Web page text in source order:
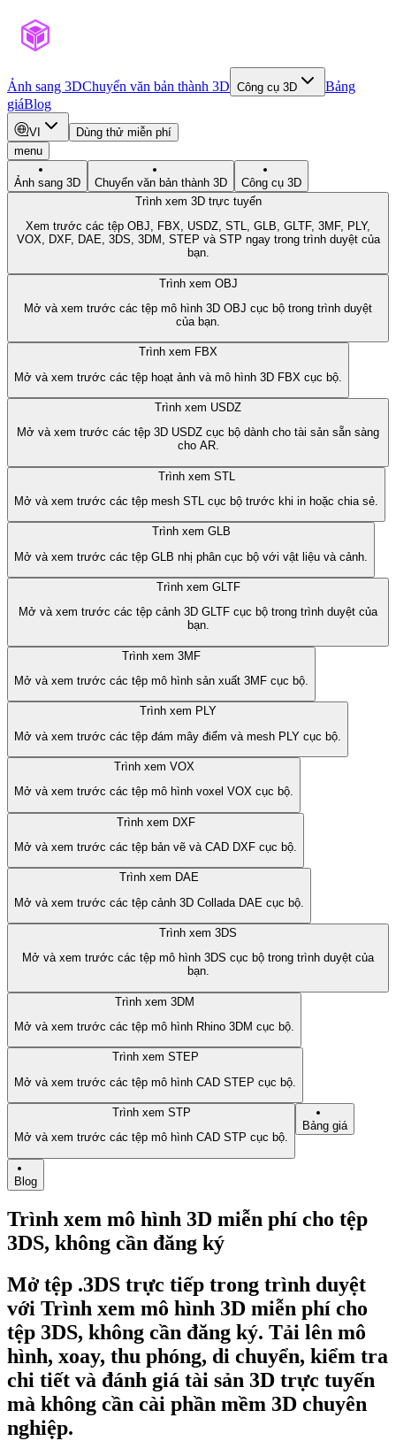
Ảnh sang 3DChuyển văn bản thành 3D Công cụ 3D
Bảng
giáBlog
VI
Dùng thử miễn phí
menu
Ảnh sang 3D Chuyển văn bản thành 3D
Công cụ 3D
Trình xem 3D trực tuyến
Xem trước các tệp OBJ, FBX, USDZ, STL, GLB, GLTF, 3MF, PLY,
VOX, DXF, DAE, 3DS, 3DM, STEP và STP ngay trong trình duyệt của
bạn.
Trình xem OBJ
Mở và xem trước các tệp mô hình 3D OBJ cục bộ trong trình duyệt
của bạn.
Trình xem FBX
Mở và xem trước các tệp hoạt ảnh và mô hình 3D FBX cục bộ.
Trình xem USDZ
Mở và xem trước các tệp 3D USDZ cục bộ dành cho tài sản sẵn sàng
cho AR.
Trình xem STL
Mở và xem trước các tệp mesh STL cục bộ trước khi in hoặc chia sẻ.
Trình xem GLB
Mở và xem trước các tệp GLB nhị phân cục bộ với vật liệu và cảnh.
Trình xem GLTF
Mở và xem trước các tệp cảnh 3D GLTF cục bộ trong trình duyệt của
bạn.
Trình xem 3MF
Mở và xem trước các tệp mô hình sản xuất 3MF cục bộ.
Trình xem PLY
Mở và xem trước các tệp đám mây điểm và mesh PLY cục bộ.
Trình xem VOX
Mở và xem trước các tệp mô hình voxel VOX cục bộ.
Trình xem DXF
Mở và xem trước các tệp bản vẽ và CAD DXF cục bộ.
Trình xem DAE
Mở và xem trước các tệp cảnh 3D Collada DAE cục bộ.
Trình xem 3DS
Mở và xem trước các tệp mô hình 3DS cục bộ trong trình duyệt của
bạn.
Trình xem 3DM
Mở và xem trước các tệp mô hình Rhino 3DM cục bộ.
Trình xem STEP
Mở và xem trước các tệp mô hình CAD STEP cục bộ.
Trình xem STP
Mở và xem trước các tệp mô hình CAD STP cục bộ.
Bảng giá
Blog
Trình xem mô hình 3D miễn phí cho tệp
3DS, không cần đăng ký
Mở tệp .3DS trực tiếp trong trình duyệt
với Trình xem mô hình 3D miễn phí cho
tệp 3DS, không cần đăng ký. Tải lên mô
hình, xoay, thu phóng, di chuyển, kiểm tra
chi tiết và đánh giá tài sản 3D trực tuyến
mà không cần cài phần mềm 3D chuyên
nghiệp.